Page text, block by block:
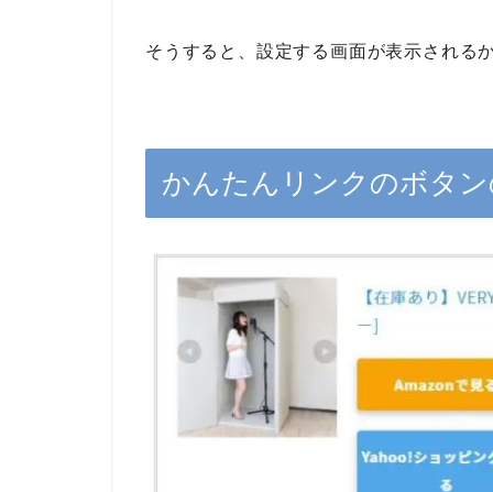
そうすると、設定する画面が表示される
かんたんリンクのボタ